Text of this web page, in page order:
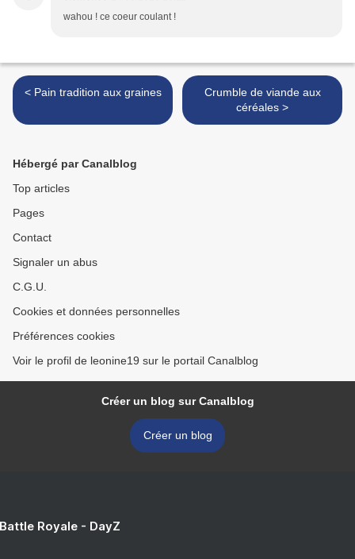
wahou ! ce coeur coulant !
< Pain tradition aux graines
Crumble de viande aux
céréales >
Hébergé par Canalblog
Top articles
Pages
Contact
Signaler un abus
C.G.U.
Cookies et données personnelles
Préférences cookies
Voir le profil de leonine19 sur le portail Canalblog
Créer un blog sur Canalblog
Créer un blog
Royale - DayZ